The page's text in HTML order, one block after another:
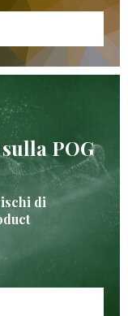
POG
di